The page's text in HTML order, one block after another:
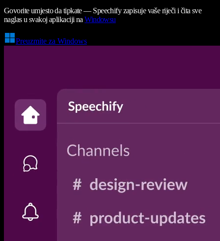
Govorite umjesto da tipkate — Speechify zapisuje vaše riječi i čita sve
naglas u svakoj aplikaciji naWindowsu
Preuzmite za Windows